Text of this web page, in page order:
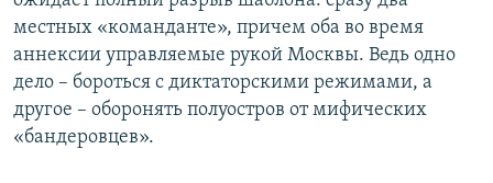
местных «команданте», причем оба во время
аннексии управляемые рукой Москвы. Ведь одно
дело – бороться с диктаторскими режимами, а
другое – оборонять полуостров от мифических
«бандеровцев».